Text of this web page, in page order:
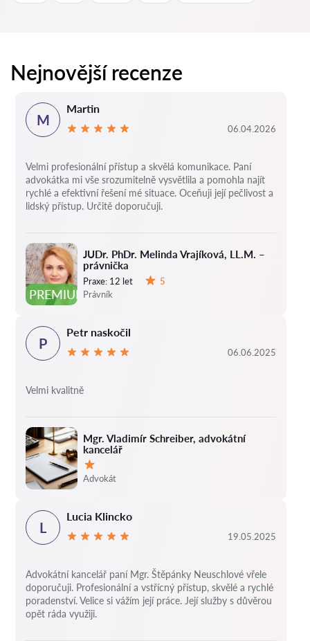
Nejnovější recenze
PREMIUM
JUDr. PhDr. Melinda Vrajíková, LL.M. –
právnička
Praxe: 12 let
5
Právník
M
Martin
06.04.2026
Velmi profesionální přístup a skvělá komunikace. Paní
advokátka mi vše srozumitelně vysvětlila a pomohla najít
rychlé a efektivní řešení mé situace. Oceňuji její pečlivost a
lidský přístup. Určitě doporučuji.
Mgr. Vladimír Schreiber, advokátní
kancelář
Hodnocení:
Advokát
P
Petr naskočil
06.06.2025
Velmi kvalitně
L
Lucia Klincko
19.05.2025
Advokátní kancelář paní Mgr. Štěpánky Neuschlové vřele
doporučuji. Profesionální a vstřícný přístup, skvělé a rychlé
poradenství. Velice si vážím její práce. Její služby s důvěrou
opět ráda využiji.